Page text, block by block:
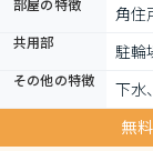
部屋の特徴 角住
共用部 駐輪
その他の特徴
下水
無